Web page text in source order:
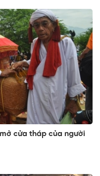
cửa tháp của người